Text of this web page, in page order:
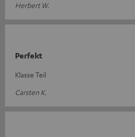
Herbert W.
Perfekt
Klasse Teil
Carsten K.